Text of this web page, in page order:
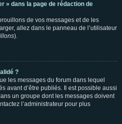
» dans la page de rédaction de
de vos messages et de les
allez dans le panneau de l’utilisateur
).
?
les messages du forum dans lequel
avant d’être publiés. Il est possible aussi
un groupe dont les messages doivent
l’administrateur pour plus